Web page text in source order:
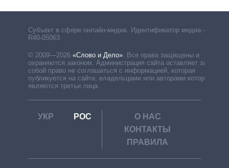
Субъект в сфере онлайн-медиа. Идентификатор медиа –
R40-05063
© 2009—2026 «Слово и Дело». Все права защищены и
охраняются законом. Администрация сайта оставляет за
собой право не соглашаться с информацией, которая
публикуется на сайте, владельцами или авторами которой
являются третьи лица.
УКР РОС
О НАС
КОНТАКТЫ
ПРАВИЛА